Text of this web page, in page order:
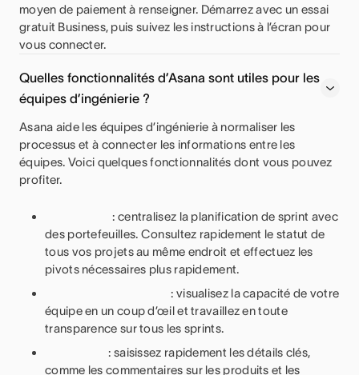
moyen de paiement à renseigner. Démarrez avec un essai
gratuit Business, puis suivez les instructions à l’écran pour
vous connecter.
Quelles fonctionnalités d’Asana sont utiles pour les
équipes d’ingénierie ?
Asana aide les équipes d’ingénierie à normaliser les
processus et à connecter les informations entre les
équipes. Voici quelques fonctionnalités dont vous pouvez
profiter.
: centralisez la planification de sprint avec
des portefeuilles. Consultez rapidement le statut de
tous vos projets au même endroit et effectuez les
pivots nécessaires plus rapidement.
: visualisez la capacité de votre
équipe en un coup d’œil et travaillez en toute
transparence sur tous les sprints.
: saisissez rapidement les détails clés,
comme les commentaires sur les produits et les